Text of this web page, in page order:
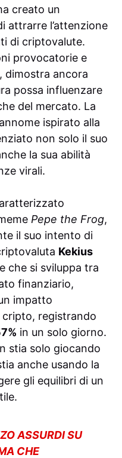
creato un
attrarre l’attenzione
di criptovalute.
provocatorie e
dimostra ancora
possa influenzare
del mercato. La
ispirato alla
non solo il suo
la sua abilità
virali.
Pepe the Frog,
il suo intento di
Kekius
che si sviluppa tra
finanziario,
impatto
cripto, registrando
in un solo giorno.
stia solo giocando
anche usando la
gli equilibri di un
ASSURDI SU
CHE